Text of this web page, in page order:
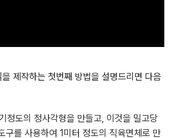
제작하는 첫번째 방법을 설명드리면 다음
정도의 정사각형을 만들고, 이것을 밀고당
를 사용하여 1미터 정도의 직육면체로 만